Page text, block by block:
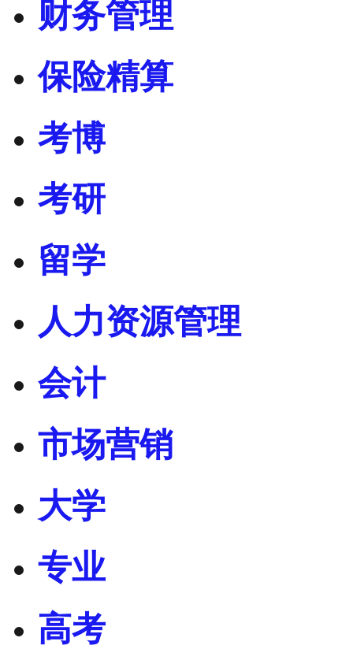
财务管理
保险精算
考博
考研
留学
人力资源管理
会计
市场营销
大学
专业
高考